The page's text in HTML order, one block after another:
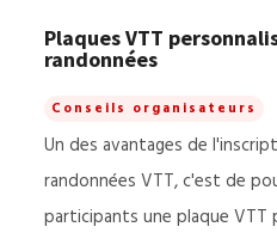
Plaques VTT
randonnées
Conseils organisateurs
Un des avantages de
randonnées VTT, c'est de
participants une plaque VTT